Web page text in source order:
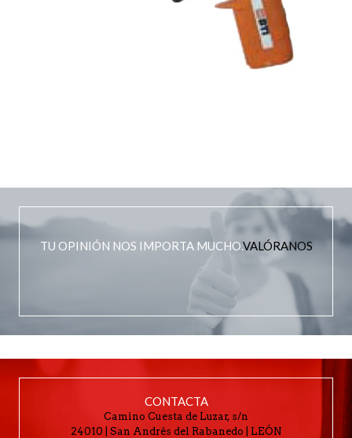
TU OPINIÓN NOS IMPORTA MUCHO.VALÓRANOS
CONTACTA
Camino Cuesta de Luzar, s/n
24010 | San Andrés del Rabanedo | LEÓN